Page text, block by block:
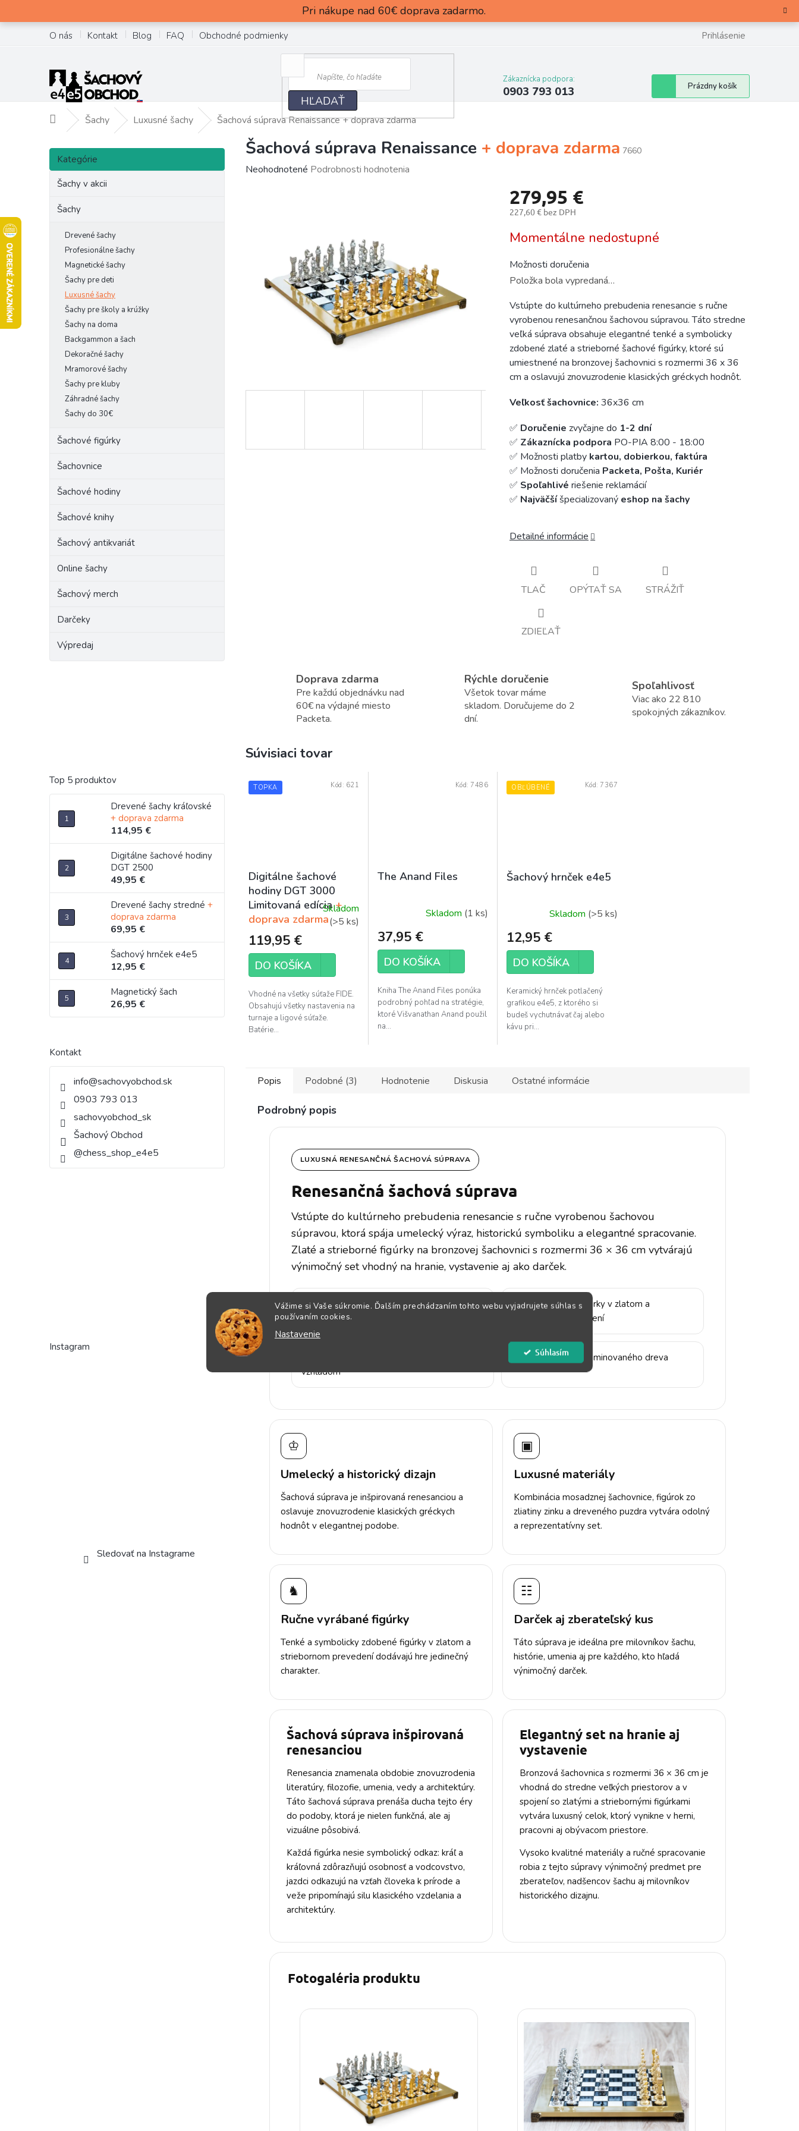
Vážime si Vaše súkromie. Ďalším prechádzaním tohto webu vyjadrujete súhlas s
používaním cookies.
Nastavenie
Súhlasím
na
Pri nákupe nad 60€ doprava zadarmo.
O nás Kontakt Blog FAQ Obchodné podmienky Prihlásenie
HĽADAŤ
Zákaznícka podpora:
0903 793 013
Nákupný
košík
Prázdny košík
DomovŠachy Luxusné šachy Šachová súprava Renaissance+ doprava zdarma
B
č
Preskočiť
kategórie
Kategórie
Šachy v akcii
Šachy
Drevené šachy
Profesionálne šachy
Magnetické šachy
Šachy pre deti
Luxusné šachy
Šachy pre školy a krúžky
Šachy na doma
Backgammon a šach
Dekoračné šachy
Mramorové šachy
Šachy pre kluby
Záhradné šachy
Šachy do 30€
Šachové figúrky
Šachovnice
Šachové hodiny
Šachové knihy
Šachový antikvariát
Online šachy
Šachový merch
Darčeky
Výpredaj
Top 5 produktov
Drevené šachy kráľovské
+ doprava zdarma
114,95 €
Digitálne šachové hodiny
DGT 2500
49,95 €
Drevené šachy stredné +
doprava zdarma
69,95 €
Šachový hrnček e4e5
12,95 €
Magnetický šach
26,95 €
Kontakt
info@sachovyobchod.sk
0903 793 013
sachovyobchod_sk
Šachový Obchod
@chess_shop_e4e5
Instagram
Sledovať na Instagrame
Šachová súprava Renaissance + doprava zdarma 7660
Priemerné
hviezdičiek.
Neohodnotené Podrobnosti hodnotenia
279,95 €
227,60 € bez DPH
Jednotková
cena:
Momentálne nedostupné
Možnosti doručenia
Položka bola vypredaná…
Vstúpte do kultúrneho prebudenia renesancie s ručne
vyrobenou renesančnou šachovou súpravou. Táto stredne
veľká súprava obsahuje elegantné tenké a symbolicky
zdobené zlaté a strieborné šachové figúrky, ktoré sú
umiestnené na bronzovej šachovnici s rozmermi 36 x 36
cm a oslavujú znovuzrodenie klasických gréckych hodnôt.
Veľkosť šachovnice: 36x36 cm
✅ Doručenie zvyčajne do 1-2 dní
✅ Zákaznícka podpora PO-PIA 8:00 - 18:00
✅ Možnosti platby kartou, dobierkou, faktúra
✅ Možnosti doručenia Packeta, Pošta, Kuriér
✅ Spoľahlivé riešenie reklamácií
✅ Najväčšíšpecializovaný eshop na šachy
Detailné informácie
TLAČ OPÝTAŤ SA STRÁŽIŤ
ZDIEĽAŤ
Doprava zdarma
Pre každú objednávku nad
60€ na výdajné miesto
Packeta.
Rýchle doručenie
Všetok tovar máme
skladom. Doručujeme do 2
dní.
Spoľahlivosť
Viac ako 22 810
spokojných zákazníkov.
Súvisiaci tovar
TOPKA
Digitálne šachové
hodiny DGT 3000
Limitovaná edícia+
doprava zdarma
Priemerné
produktu
je
5,0
5
hviezdičiek.
Skladom
(>5 ks)
119,95 €
DO KOŠÍKA
Vhodné na všetky súťaže FIDE.
Obsahujú všetky nastavenia na
turnaje a ligové súťaže.
Batérie...
Kód: 621
The Anand Files
Skladom (1 ks)
37,95 €
DO KOŠÍKA
Kniha The Anand Files ponúka
podrobný pohľad na stratégie,
ktoré Višvanathan Anand použil
na...
Kód: 7486 OBĽÚBENÉ
Šachový hrnček e4e5
Skladom (>5 ks)
12,95 €
DO KOŠÍKA
Keramický hrnček potlačený
grafikou e4e5, z ktorého si
budeš vychutnávať čaj alebo
kávu pri...
Kód: 7367
Popis Podobné (3) Hodnotenie Diskusia Ostatné informácie
Podrobný popis
LUXUSNÁ RENESANČNÁ ŠACHOVÁ SÚPRAVA
Renesančná šachová súprava
Vstúpte do kultúrneho prebudenia renesancie s ručne vyrobenou šachovou
súpravou, ktorá spája umelecký výraz, historickú symboliku a elegantné spracovanie.
Zlaté a strieborné figúrky na bronzovej šachovnici s rozmermi 36 × 36 cm vytvárajú
výnimočný set vhodný na hranie, vystavenie aj ako darček.
Rozmer šachovnice 36 × 36 cm
Ručne vyrábané figúrky v zlatom a
striebornom prevedení
vzhľadom
Drevené puzdro z laminovaného dreva
♔
Umelecký a historický dizajn
Šachová súprava je inšpirovaná renesanciou a
oslavuje znovuzrodenie klasických gréckych
hodnôt v elegantnej podobe.
▣
Luxusné materiály
Kombinácia mosadznej šachovnice, figúrok zo
zliatiny zinku a dreveného puzdra vytvára odolný
a reprezentatívny set.
♞
Ručne vyrábané figúrky
Tenké a symbolicky zdobené figúrky v zlatom a
striebornom prevedení dodávajú hre jedinečný
charakter.
☷
Darček aj zberateľský kus
Táto súprava je ideálna pre milovníkov šachu,
histórie, umenia aj pre každého, kto hľadá
výnimočný darček.
Šachová súprava inšpirovaná
renesanciou
Renesancia znamenala obdobie znovuzrodenia
literatúry, filozofie, umenia, vedy a architektúry.
Táto šachová súprava prenáša ducha tejto éry
do podoby, ktorá je nielen funkčná, ale aj
vizuálne pôsobivá.
Každá figúrka nesie symbolický odkaz: kráľ a
kráľovná zdôrazňujú osobnosť a vodcovstvo,
jazdci odkazujú na vzťah človeka k prírode a
veže pripomínajú silu klasického vzdelania a
architektúry.
Elegantný set na hranie aj
vystavenie
Bronzová šachovnica s rozmermi 36 × 36 cm je
vhodná do stredne veľkých priestorov a v
spojení so zlatými a striebornými figúrkami
vytvára luxusný celok, ktorý vynikne v herni,
pracovni aj obývacom priestore.
Vysoko kvalitné materiály a ručné spracovanie
robia z tejto súpravy výnimočný predmet pre
zberateľov, nadšencov šachu aj milovníkov
historického dizajnu.
Fotogaléria produktu